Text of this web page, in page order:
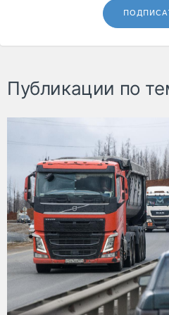
Публикации по